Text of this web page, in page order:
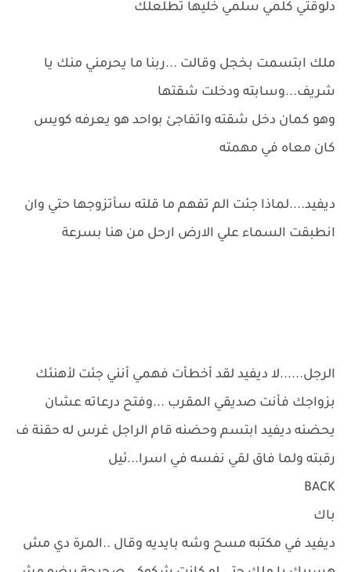
دلوقتي كلمي سلمي خليها تطلعلك
ملك ابتسمت بخجل وقالت ...ربنا ما يحرمني منك يا
شريف...وسابته ودخلت شقتها
وهو كمان دخل شقته واتفاجئ بواحد هو يعرفه كويس
كان معاه في مهمته
ديفيد....لماذا جئت الم تفهم ما قلته سأتزوجها حتي وان
انطبقت السماء علي الارض ارحل من هنا بسرعة
الرجل......لا ديفيد لقد أخطأت فهمي أنني جئت لأهنئك
بزواجك فأنت صديقي المقرب ...وفتح درعاته عشان
يحضنه ديفيد ابتسم وحضنه قام الراجل غرس له حقنة ف
رقبته ولما فاق لقي نفسه في اسرا...ئيل
BACK
باك
ديفيد في مكتبه مسح وشه بايديه وقال ..المرة دي مش